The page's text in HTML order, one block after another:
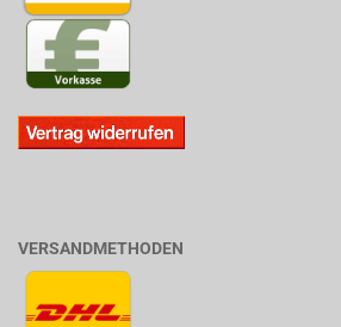
VERSANDMETHODEN